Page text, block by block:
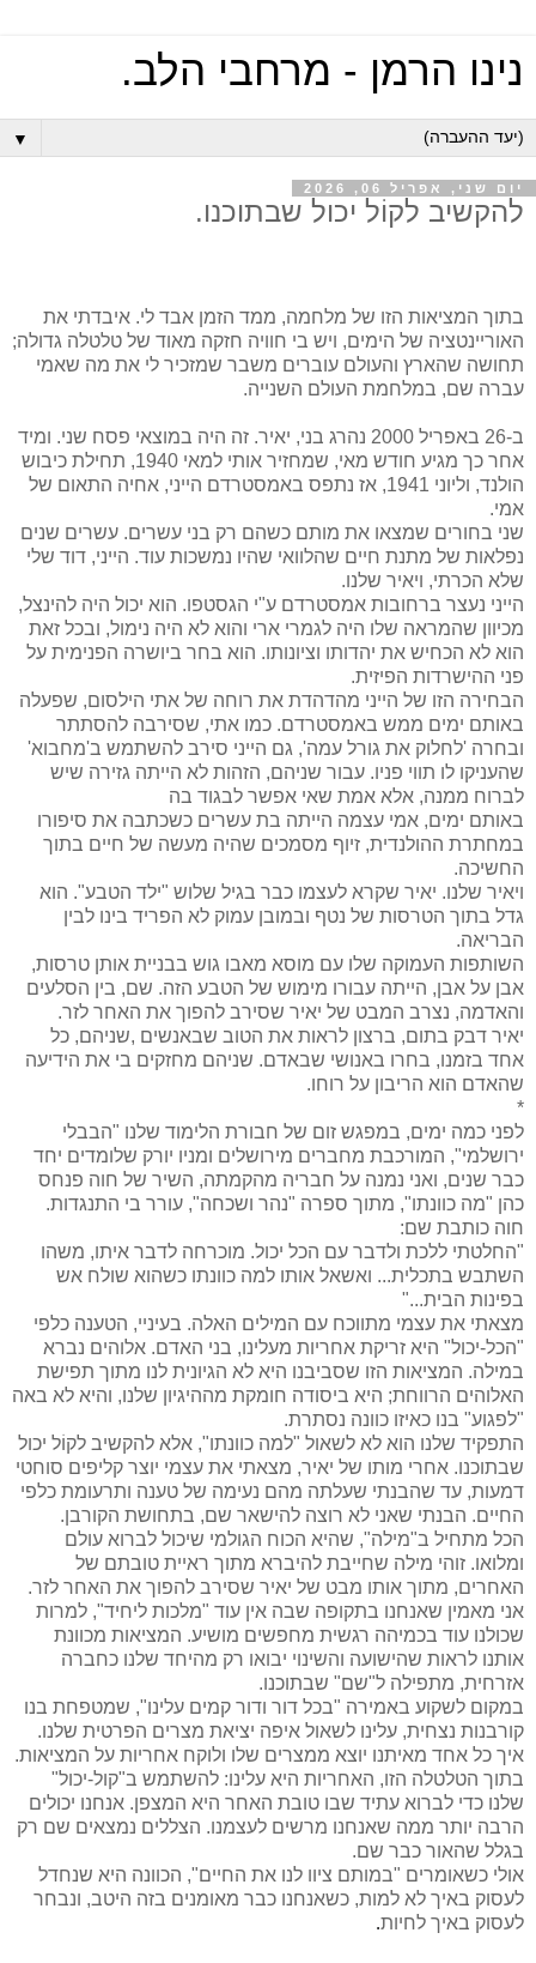
נינו הרמן - מרחבי הלב.
▼
יום שני, אפריל 06, 2026
להקשיב לקוֹל יכול שבתוכנו.
בתוך המציאות הזו של מלחמה, ממד הזמן אבד לי. איבדתי את
האוריינטציה של הימים, ויש בי חוויה חזקה מאוד של טלטלה גדולה;
תחושה שהארץ והעולם עוברים משבר שמזכיר לי את מה שאמי
עברה שם, במלחמת העולם השנייה.
ב-26 באפריל 2000 נהרג בני, יאיר. זה היה במוצאי פסח שני. ומיד
אחר כך מגיע חודש מאי, שמחזיר אותי למאי 1940, תחילת כיבוש
הולנד, וליוני 1941, אז נתפס באמסטרדם הייני, אחיה התאום של
אמי.
שני בחורים שמצאו את מותם כשהם רק בני עשרים. עשרים שנים
נפלאות של מתנת חיים שהלוואי שהיו נמשכות עוד. הייני, דוד שלי
שלא הכרתי, ויאיר שלנו.
הייני נעצר ברחובות אמסטרדם ע"י הגסטפו. הוא יכול היה להינצל,
מכיוון שהמראה שלו היה לגמרי ארי והוא לא היה נימול, ובכל זאת
הוא לא הכחיש את יהדותו וציונותו. הוא בחר ביושרה הפנימית על
פני ההישרדות הפיזית.
הבחירה הזו של הייני מהדהדת את רוחה של אתי הילסום, שפעלה
באותם ימים ממש באמסטרדם. כמו אתי, שסירבה להסתתר
ובחרה 'לחלוק את גורל עמה', גם הייני סירב להשתמש ב'מחבוא'
שהעניקו לו תווי פניו. עבור שניהם, הזהות לא הייתה גזירה שיש
לברוח ממנה, אלא אמת שאי אפשר לבגוד בה
באותם ימים, אמי עצמה הייתה בת עשרים כשכתבה את סיפורו
במחתרת ההולנדית, זיוף מסמכים שהיה מעשה של חיים בתוך
החשיכה.
ויאיר שלנו. יאיר שקרא לעצמו כבר בגיל שלוש "ילד הטבע". הוא
גדל בתוך הטרסות של נטף ובמובן עמוק לא הפריד בינו לבין
הבריאה.
השותפות העמוקה שלו עם מוסא מאבו גוש בבניית אותן טרסות,
אבן על אבן, הייתה עבורו מימוש של הטבע הזה. שם, בין הסלעים
והאדמה, נצרב המבט של יאיר שסירב להפוך את האחר לזר.
יאיר דבק בתום, ברצון לראות את הטוב שבאנשים ,שניהם, כל
אחד בזמנו, בחרו באנושי שבאדם. שניהם מחזקים בי את הידיעה
שהאדם הוא הריבון על רוחו.
*
לפני כמה ימים, במפגש זום של חבורת הלימוד שלנו "הבבלי
ירושלמי", המורכבת מחברים מירושלים ומניו יורק שלומדים יחד
כבר שנים, ואני נמנה על חבריה מהקמתה, השיר של חוה פנחס
כהן "מה כוונתו", מתוך ספרה "נהר ושכחה", עורר בי התנגדות.
חוה כותבת שם:
"החלטתי ללכת ולדבר עם הכל יכול. מוכרחה לדבר איתו, משהו
השתבש בתכלית... ואשאל אותו למה כוונתו כשהוא שולח אש
בפינות הבית..."
מצאתי את עצמי מתווכח עם המילים האלה. בעיניי, הטענה כלפי
"הכל-יכול" היא זריקת אחריות מעלינו, בני האדם. אלוהים נברא
במילה. המציאות הזו שסביבנו היא לא הגיונית לנו מתוך תפישת
האלוהים הרווחת; היא ביסודה חומקת מההיגיון שלנו, והיא לא באה
"לפגוע" בנו כאיזו כוונה נסתרת.
התפקיד שלנו הוא לא לשאול "למה כוונתו", אלא להקשיב לקוֹל יכול
שבתוכנו. אחרי מותו של יאיר, מצאתי את עצמי יוצר קליפים סוחטי
דמעות, עד שהבנתי שעלתה מהם נעימה של טענה ותרעומת כלפי
החיים. הבנתי שאני לא רוצה להישאר שם, בתחושת הקורבן.
הכל מתחיל ב"מילה", שהיא הכוח הגולמי שיכול לברוא עולם
ומלואו. זוהי מילה שחייבת להיברא מתוך ראיית טובתם של
האחרים, מתוך אותו מבט של יאיר שסירב להפוך את האחר לזר.
אני מאמין שאנחנו בתקופה שבה אין עוד "מלכות ליחיד", למרות
שכולנו עוד בכמיהה רגשית מחפשים מושיע. המציאות מכוונת
אותנו לראות שהישועה והשינוי יבואו רק מהיחד שלנו כחברה
אזרחית, מתפילה ל"שם" שבתוכנו.
במקום לשקוע באמירה "בכל דור ודור קמים עלינו", שמטפחת בנו
קורבנות נצחית, עלינו לשאול איפה יציאת מצרים הפרטית שלנו.
איך כל אחד מאיתנו יוצא ממצרים שלו ולוקח אחריות על המציאות.
בתוך הטלטלה הזו, האחריות היא עלינו: להשתמש ב"קול-יכול"
שלנו כדי לברוא עתיד שבו טובת האחר היא המצפן. אנחנו יכולים
הרבה יותר ממה שאנחנו מרשים לעצמנו. הצללים נמצאים שם רק
בגלל שהאור כבר שם.
אולי כשאומרים "במותם ציוו לנו את החיים", הכוונה היא שנחדל
לעסוק באיך לא למות, כשאנחנו כבר מאומנים בזה היטב, ונבחר
לעסוק באיך לחיות.